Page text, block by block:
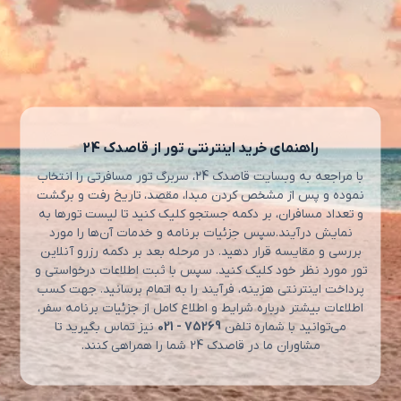
راهنمای خرید اینترنتی تور از قاصدک 24
با مراجعه به وبسایت قاصدک 24، سربرگ تور مسافرتی را انتخاب
نموده و پس از مشخص کردن مبدا، مقصد، تاریخ رفت و برگشت
و تعداد مسافران، بر دکمه جستجو کلیک کنید تا لیست تورها به
نمایش درآیند.سپس جزئیات برنامه و خدمات آن‌ها را مورد
بررسی و مقایسه قرار دهید. در مرحله بعد بر دکمه رزرو آنلاین
تور مورد نظر خود کلیک کنید. سپس با ثبت اطلاعات درخواستی و
پرداخت اینترنتی هزینه، فرآیند را به اتمام برسانید. جهت کسب
اطلاعات بیشتر درباره شرایط و اطلاع کامل از جزئیات برنامه سفر،
می‌توانید با شماره تلفن75269 - 021
نیز تماس بگیرید تا
مشاوران ما در قاصدک 24 شما را همراهی کنند.